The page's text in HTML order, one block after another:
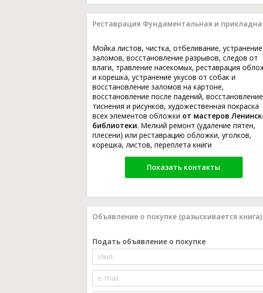
Реставрация Фундаментальная и
Мойка листов, чистка, отбеливание, устранение
заломов, восстановление разрывов, следов от
влаги, травление насекомых, реставрация
и корешка, устранение укусов от собак и
восстановление заломов на картоне,
восстановление после падений, восстановление
тиснения и рисунков, художественная покраска
всех элементов обложки от мастеров
библиотеки. Мелкий ремонт (удаление пятен,
плесени) или реставрацию обложки, уголков,
корешка, листов, переплета книги
Показать контакты
Объявление о покупке (разыскивается книга)
Подать объявление о покупке